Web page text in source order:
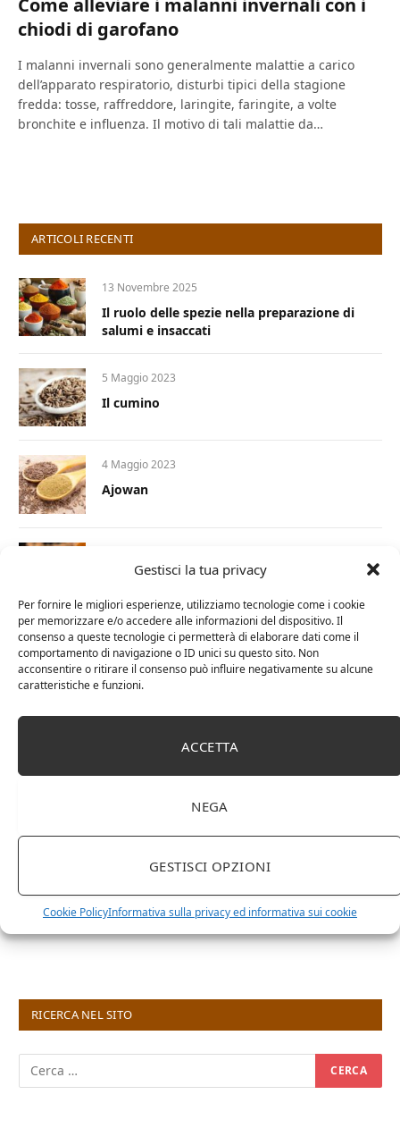
Gestisci la tua privacy
Per fornire le migliori esperienze, utilizziamo tecnologie come i cookie
per memorizzare e/o accedere alle informazioni del dispositivo. Il
consenso a queste tecnologie ci permetterà di elaborare dati come il
comportamento di navigazione o ID unici su questo sito. Non
acconsentire o ritirare il consenso può influire negativamente su alcune
caratteristiche e funzioni.
ACCETTA
NEGA
GESTISCI OPZIONI
Cookie PolicyInformativa sulla privacy ed informativa sui cookie
Come alleviare i malanni invernali con i
chiodi di garofano
I malanni invernali sono generalmente malattie a carico
dell’apparato respiratorio, disturbi tipici della stagione
fredda: tosse, raffreddore, laringite, faringite, a volte
bronchite e influenza. Il motivo di tali malattie da…
ARTICOLI RECENTI
13 Novembre 2025
Il ruolo delle spezie nella preparazione di
salumi e insaccati
5 Maggio 2023
Il cumino
4 Maggio 2023
Ajowan
Curcumina: tutte le proprietà e i benefici per
17 Novembre 2022
Le spezie in cucina: 3 libri imperdibili
RICERCA NEL SITO